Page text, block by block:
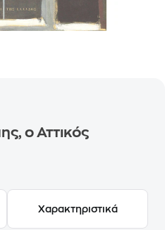
ο Αττικός
Χαρακτηριστικά